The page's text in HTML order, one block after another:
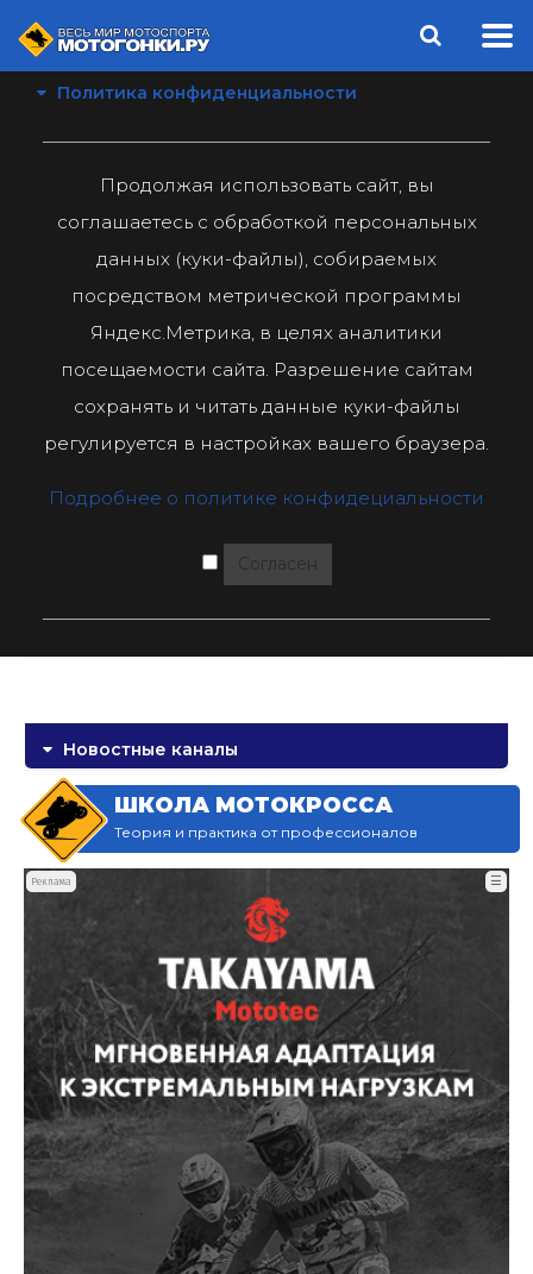
Политика конфиденциальности
Продолжая использовать сайт, вы
соглашаетесь с обработкой персональных
данных (куки-файлы), собираемых
посредством метрической программы
Яндекс.Метрика, в целях аналитики
посещаемости сайта. Разрешение сайтам
сохранять и читать данные куки-файлы
регулируется в настройках вашего браузера.
Подробнее о политике конфидециальности
Согласен
Новостные каналы
ШКОЛА МОТОКРОССА
Теория и практика от профессионалов
Реклама ☰